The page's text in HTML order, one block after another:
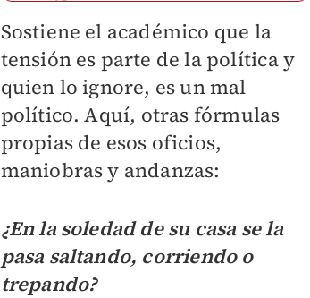
Sostiene el académico que la
tensión es parte de la política y
quien lo ignore, es un mal
político. Aquí, otras fórmulas
propias de esos oficios,
maniobras y andanzas:
¿En la soledad de su casa se la
pasa saltando, corriendo o
trepando?